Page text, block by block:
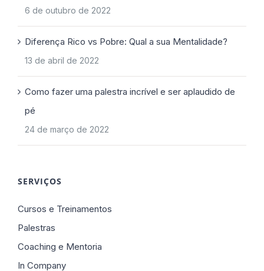
6 de outubro de 2022
Diferença Rico vs Pobre: Qual a sua Mentalidade?
13 de abril de 2022
Como fazer uma palestra incrível e ser aplaudido de
pé
24 de março de 2022
SERVIÇOS
Cursos e Treinamentos
Palestras
Coaching e Mentoria
In Company